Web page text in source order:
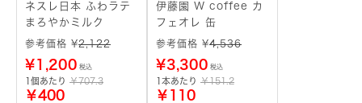
ネスレ日本 ふわラテ
まろやかミルク
参考価格 ¥2,122
¥1,200 税込
1個あたり ￥707.3
￥400
伊藤園 W coffee カ
フェオレ 缶
参考価格 ¥4,536
¥3,300 税込
1本あたり ￥151.2
￥110